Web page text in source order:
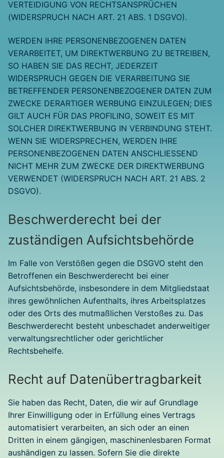
VERTEIDIGUNG VON RECHTSANSPRÜCHEN
(WIDERSPRUCH NACH ART. 21 ABS. 1 DSGVO).
WERDEN IHRE PERSONENBEZOGENEN DATEN
VERARBEITET, UM DIREKTWERBUNG ZU BETREIBEN,
SO HABEN SIE DAS RECHT, JEDERZEIT
WIDERSPRUCH GEGEN DIE VERARBEITUNG SIE
BETREFFENDER PERSONENBEZOGENER DATEN ZUM
ZWECKE DERARTIGER WERBUNG EINZULEGEN; DIES
GILT AUCH FÜR DAS PROFILING, SOWEIT ES MIT
SOLCHER DIREKTWERBUNG IN VERBINDUNG STEHT.
WENN SIE WIDERSPRECHEN, WERDEN IHRE
PERSONENBEZOGENEN DATEN ANSCHLIESSEND
NICHT MEHR ZUM ZWECKE DER DIREKTWERBUNG
VERWENDET (WIDERSPRUCH NACH ART. 21 ABS. 2
DSGVO).
Beschwerde­recht bei der
zuständigen Aufsichts­behörde
Im Falle von Verstößen gegen die DSGVO steht den
Betroffenen ein Beschwerderecht bei einer
Aufsichtsbehörde, insbesondere in dem Mitgliedstaat
ihres gewöhnlichen Aufenthalts, ihres Arbeitsplatzes
oder des Orts des mutmaßlichen Verstoßes zu. Das
Beschwerderecht besteht unbeschadet anderweitiger
verwaltungsrechtlicher oder gerichtlicher
Rechtsbehelfe.
Recht auf Daten­übertrag­barkeit
Sie haben das Recht, Daten, die wir auf Grundlage
Ihrer Einwilligung oder in Erfüllung eines Vertrags
automatisiert verarbeiten, an sich oder an einen
Dritten in einem gängigen, maschinenlesbaren Format
aushändigen zu lassen. Sofern Sie die direkte